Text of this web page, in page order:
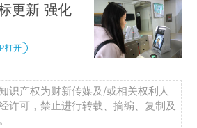
更新 强化
打开
识产权为财新传媒及/或相关权利人
许可，禁止进行转载、摘编、复制及